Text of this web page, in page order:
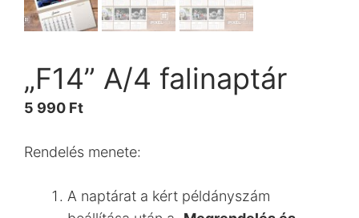
„F14” A/4 falinaptár
5 990 Ft
Rendelés menete:
A naptárat a kért példányszám